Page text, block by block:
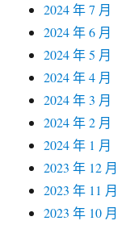
2024 年 7 月
2024 年 6 月
2024 年 5 月
2024 年 4 月
2024 年 3 月
2024 年 2 月
2024 年 1 月
2023 年 12 月
2023 年 11 月
2023 年 10 月